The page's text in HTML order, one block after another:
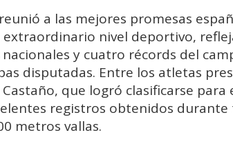
a las mejores promesas
nivel deportivo,
y cuatro récords del
disputadas. Entre los atletas
Castaño, que logró clasificarse
registros obtenidos
metros vallas.